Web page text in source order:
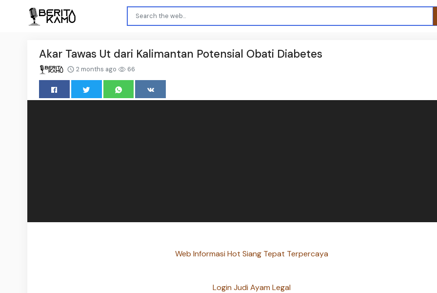
Akar Tawas Ut dari Kalimantan Potensial Obati Diabetes
2 months ago 66
Web Informasi Hot Siang Tepat Terpercaya
Login Judi Ayam Legal